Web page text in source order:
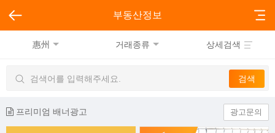
부동산정보
惠州 거래종류 상세검색
프리미엄 배너광고 광고문의